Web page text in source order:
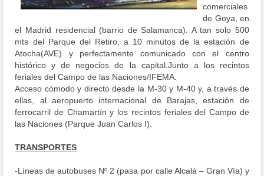
comerciales
de Goya, en
el Madrid residencial (barrio de Salamanca). A tan solo 500
mts del Parque del Retiro, a 10 minutos de la estación de
Atocha(AVE) y perfectamente comunicado con el centro
histórico y de negocios de la capital.Junto a los recintos
feriales del Campo de las Naciones/IFEMA.
Acceso cómodo y directo desde la M-30 y M-40 y, a través de
ellas, al aeropuerto internacional de Barajas, estación de
ferrocarril de Chamartín y los recintos feriales del Campo de
las Naciones (Parque Juan Carlos I).
TRANSPORTES
-Líneas de autobuses Nº 2 (pasa por calle Alcalá – Gran Vía) y